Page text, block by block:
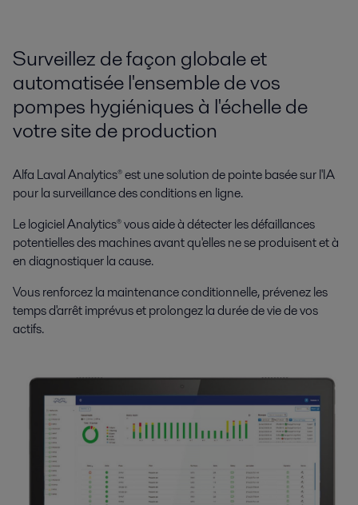
Surveillez de façon globale et
automatisée l'ensemble de vos
pompes hygiéniques à l'échelle de
votre site de production
Alfa Laval Analytics® est une solution de pointe basée sur l'IA
pour la surveillance des conditions en ligne.
Le logiciel Analytics® vous aide à détecter les défaillances
potentielles des machines avant qu'elles ne se produisent et à
en diagnostiquer la cause.
Vous renforcez la maintenance conditionnelle, prévenez les
temps d'arrêt imprévus et prolongez la durée de vie de vos
actifs.